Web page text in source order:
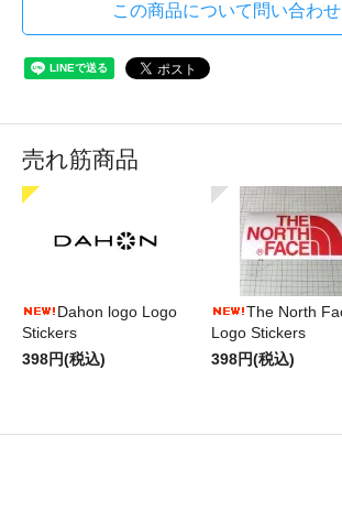
この商品について問い合わ
売れ筋商品
Dahon logo Logo
Stickers
398円(税込)
The North
Logo Stickers
398円(税込)